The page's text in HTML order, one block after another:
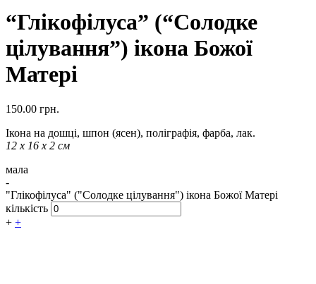
“Глікофілуса” (“Солодке
цілування”) ікона Божої
Матері
150.00 грн.
Ікона на дошці, шпон (ясен), поліграфія, фарба, лак.
12 х 16 х 2 см
мала
-
"Глікофілуса" ("Солодке цілування") ікона Божої Матері
кількість
+ +